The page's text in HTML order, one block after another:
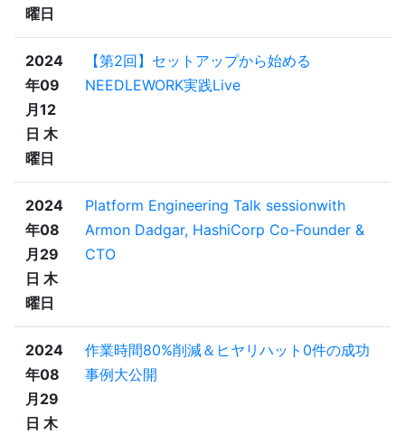
曜日
2024
年09
月12
日 木
曜日
【第2回】セットアップから始める
NEEDLEWORK実践Live
2024
年08
月29
日 木
曜日
Platform Engineering Talk sessionwith
Armon Dadgar, HashiCorp Co-Founder &
CTO
2024
年08
月29
日 木
作業時間80%削減＆ヒヤリハット0件の成功
事例大公開